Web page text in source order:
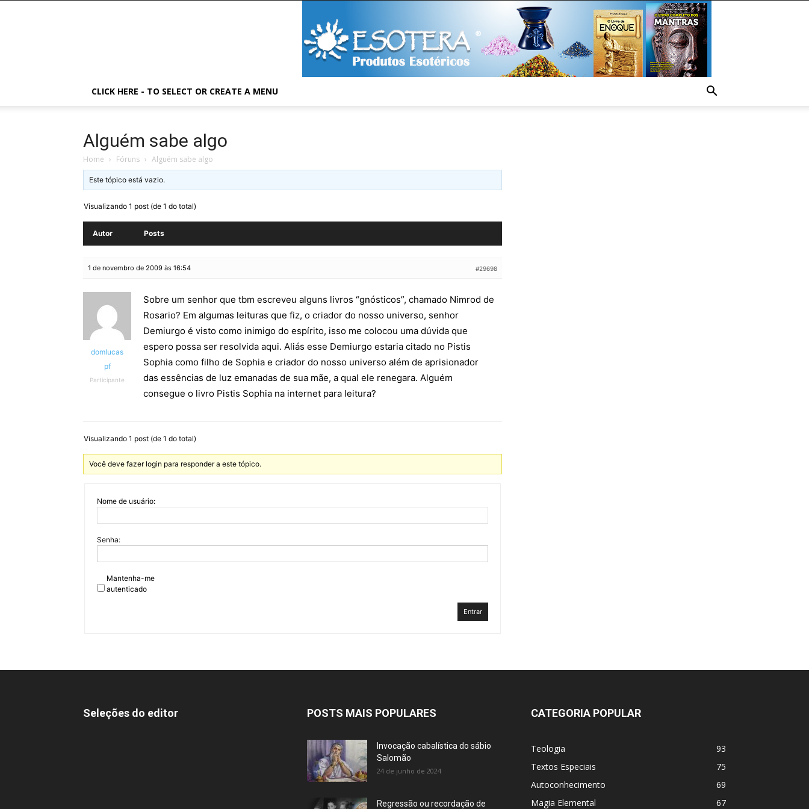
CLICK HERE - TO SELECT OR CREATE A MENU
Alguém sabe algo
Home › Fóruns › Alguém sabe algo
Este tópico está vazio.
Visualizando 1 post (de 1 do total)
Autor Posts
1 de novembro de 2009 às 16:54 #29698
domlucas
pf
Participante
Sobre um senhor que tbm escreveu alguns livros “gnósticos”, chamado Nimrod de
Rosario? Em algumas leituras que fiz, o criador do nosso universo, senhor
Demiurgo é visto como inimigo do espírito, isso me colocou uma dúvida que
espero possa ser resolvida aqui. Aliás esse Demiurgo estaria citado no Pistis
Sophia como filho de Sophia e criador do nosso universo além de aprisionador
das essências de luz emanadas de sua mãe, a qual ele renegara. Alguém
consegue o livro Pistis Sophia na internet para leitura?
Visualizando 1 post (de 1 do total)
Você deve fazer login para responder a este tópico.
Nome de usuário:
Senha:
Mantenha-me
autenticado
Entrar
Seleções do editor POSTS MAIS POPULARES
Invocação cabalística do sábio
Salomão
24 de junho de 2024
Regressão ou recordação de
CATEGORIA POPULAR
Teologia
93
Textos Especiais
75
Autoconhecimento
69
Magia Elemental
67